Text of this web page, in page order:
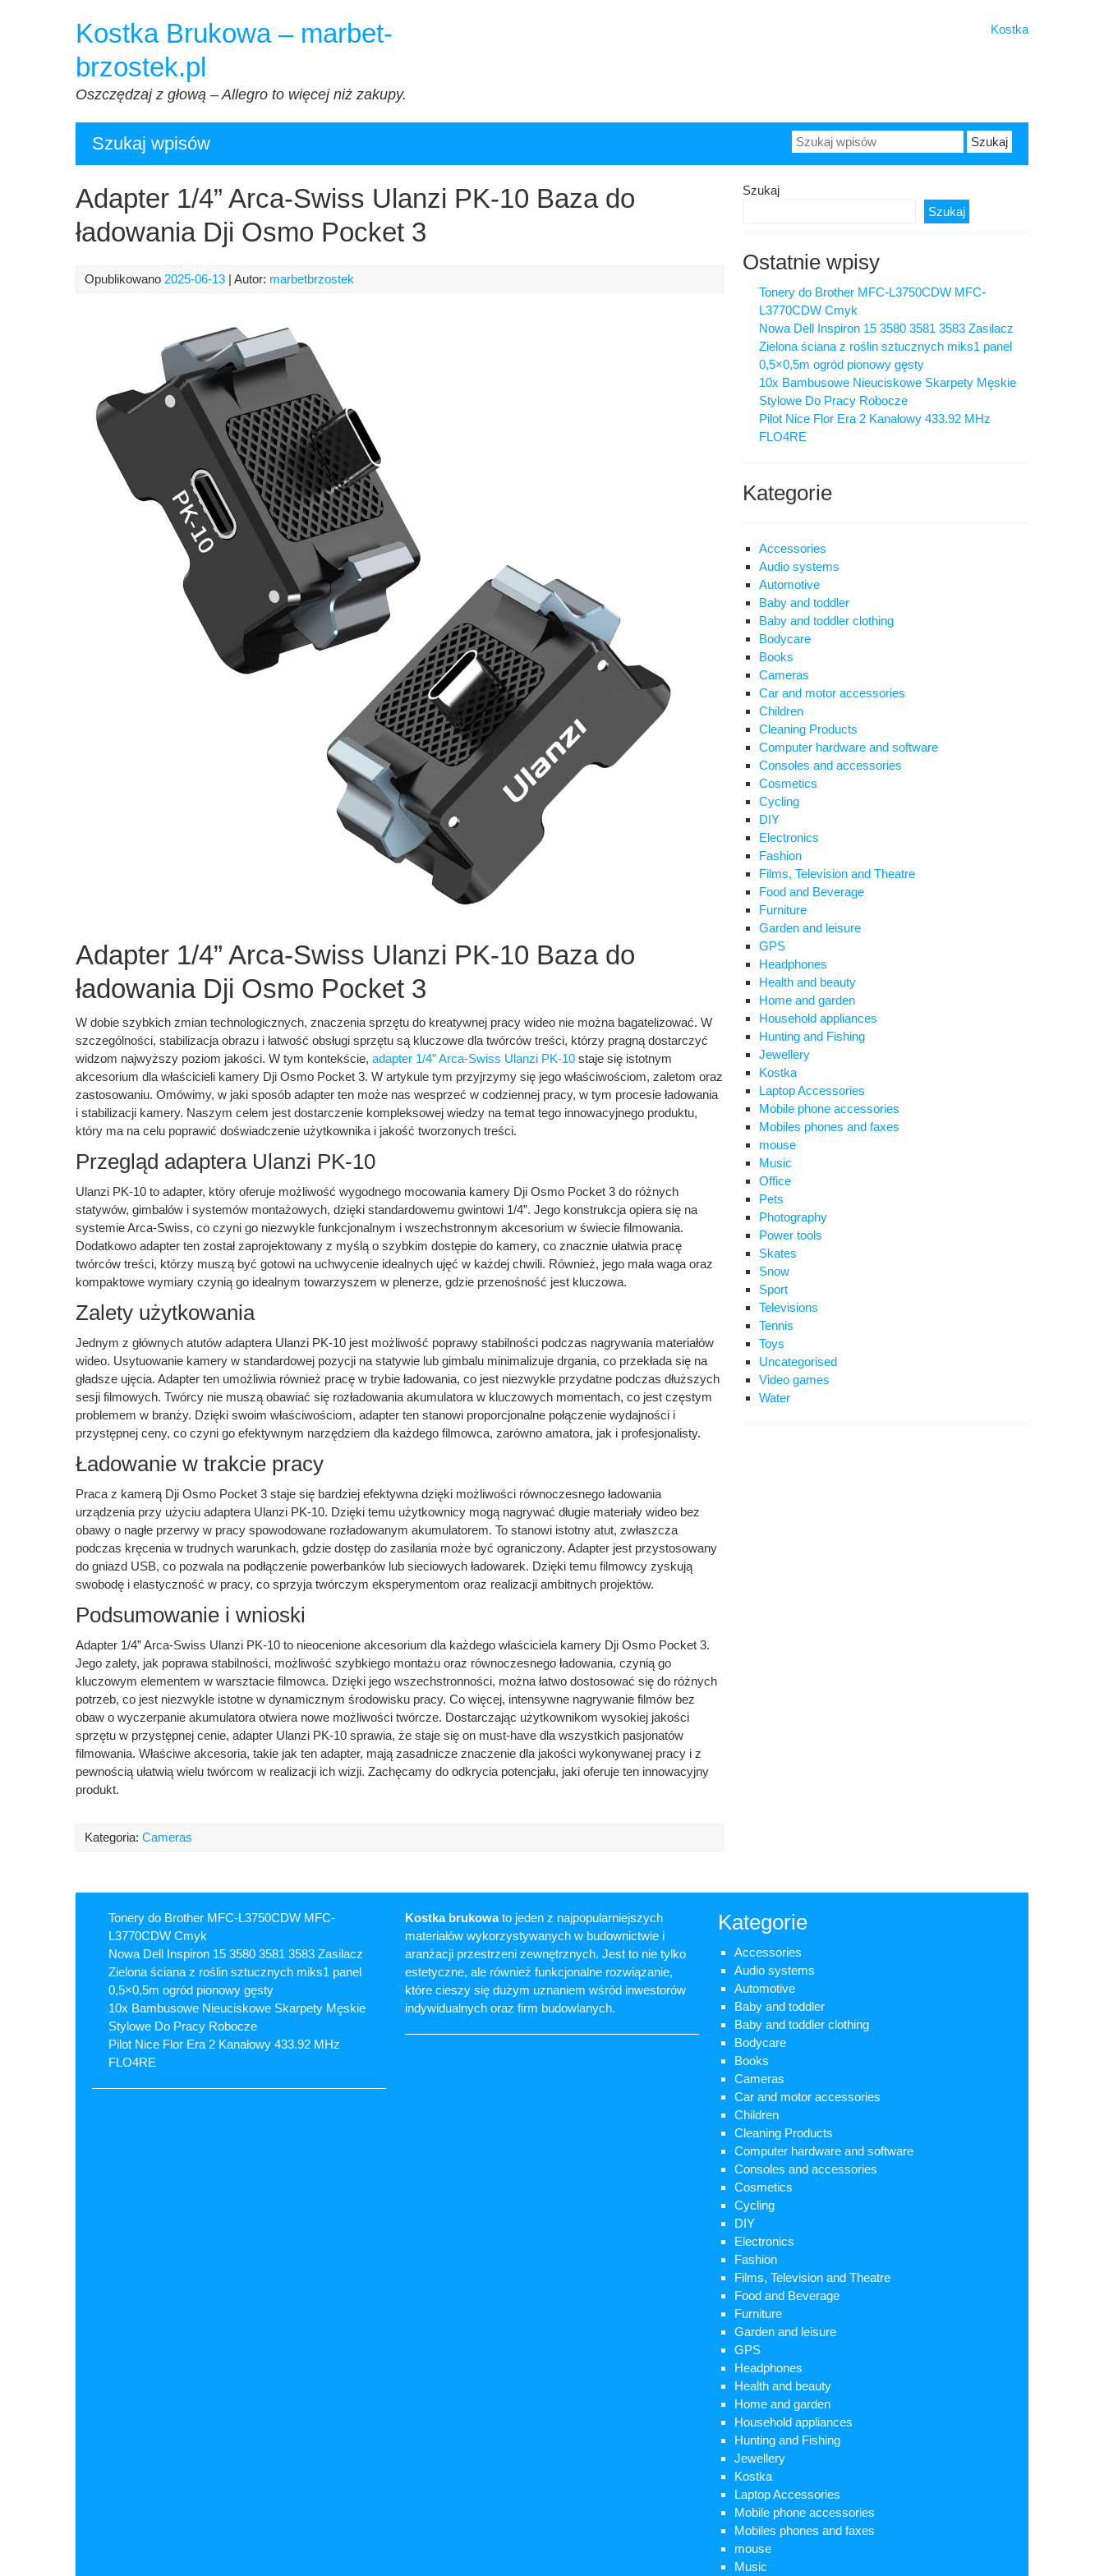
Kostka Brukowa – marbet-
brzostek.pl
Oszczędzaj z głową – Allegro to więcej niż zakupy.
Kostka
Szukaj wpisów Szukaj:
Adapter 1/4” Arca-Swiss Ulanzi PK-10 Baza do
ładowania Dji Osmo Pocket 3
Opublikowano 2025-06-13 | Autor: marbetbrzostek
Adapter 1/4” Arca-Swiss Ulanzi PK-10 Baza do
ładowania Dji Osmo Pocket 3
W dobie szybkich zmian technologicznych, znaczenia sprzętu do kreatywnej pracy wideo nie można bagatelizować. W
szczególności, stabilizacja obrazu i łatwość obsługi sprzętu są kluczowe dla twórców treści, którzy pragną dostarczyć
widzom najwyższy poziom jakości. W tym kontekście, adapter 1/4” Arca-Swiss Ulanzi PK-10 staje się istotnym
akcesorium dla właścicieli kamery Dji Osmo Pocket 3. W artykule tym przyjrzymy się jego właściwościom, zaletom oraz
zastosowaniu. Omówimy, w jaki sposób adapter ten może nas wesprzeć w codziennej pracy, w tym procesie ładowania
i stabilizacji kamery. Naszym celem jest dostarczenie kompleksowej wiedzy na temat tego innowacyjnego produktu,
który ma na celu poprawić doświadczenie użytkownika i jakość tworzonych treści.
Przegląd adaptera Ulanzi PK-10
Ulanzi PK-10 to adapter, który oferuje możliwość wygodnego mocowania kamery Dji Osmo Pocket 3 do różnych
statywów, gimbalów i systemów montażowych, dzięki standardowemu gwintowi 1/4”. Jego konstrukcja opiera się na
systemie Arca-Swiss, co czyni go niezwykle funkcjonalnym i wszechstronnym akcesorium w świecie filmowania.
Dodatkowo adapter ten został zaprojektowany z myślą o szybkim dostępie do kamery, co znacznie ułatwia pracę
twórców treści, którzy muszą być gotowi na uchwycenie idealnych ujęć w każdej chwili. Również, jego mała waga oraz
kompaktowe wymiary czynią go idealnym towarzyszem w plenerze, gdzie przenośność jest kluczowa.
Zalety użytkowania
Jednym z głównych atutów adaptera Ulanzi PK-10 jest możliwość poprawy stabilności podczas nagrywania materiałów
wideo. Usytuowanie kamery w standardowej pozycji na statywie lub gimbalu minimalizuje drgania, co przekłada się na
gładsze ujęcia. Adapter ten umożliwia również pracę w trybie ładowania, co jest niezwykle przydatne podczas dłuższych
sesji filmowych. Twórcy nie muszą obawiać się rozładowania akumulatora w kluczowych momentach, co jest częstym
problemem w branży. Dzięki swoim właściwościom, adapter ten stanowi proporcjonalne połączenie wydajności i
przystępnej ceny, co czyni go efektywnym narzędziem dla każdego filmowca, zarówno amatora, jak i profesjonalisty.
Ładowanie w trakcie pracy
Praca z kamerą Dji Osmo Pocket 3 staje się bardziej efektywna dzięki możliwości równoczesnego ładowania
urządzenia przy użyciu adaptera Ulanzi PK-10. Dzięki temu użytkownicy mogą nagrywać długie materiały wideo bez
obawy o nagłe przerwy w pracy spowodowane rozładowanym akumulatorem. To stanowi istotny atut, zwłaszcza
podczas kręcenia w trudnych warunkach, gdzie dostęp do zasilania może być ograniczony. Adapter jest przystosowany
do gniazd USB, co pozwala na podłączenie powerbanków lub sieciowych ładowarek. Dzięki temu filmowcy zyskują
swobodę i elastyczność w pracy, co sprzyja twórczym eksperymentom oraz realizacji ambitnych projektów.
Podsumowanie i wnioski
Adapter 1/4” Arca-Swiss Ulanzi PK-10 to nieocenione akcesorium dla każdego właściciela kamery Dji Osmo Pocket 3.
Jego zalety, jak poprawa stabilności, możliwość szybkiego montażu oraz równoczesnego ładowania, czynią go
kluczowym elementem w warsztacie filmowca. Dzięki jego wszechstronności, można łatwo dostosować się do różnych
potrzeb, co jest niezwykle istotne w dynamicznym środowisku pracy. Co więcej, intensywne nagrywanie filmów bez
obaw o wyczerpanie akumulatora otwiera nowe możliwości twórcze. Dostarczając użytkownikom wysokiej jakości
sprzętu w przystępnej cenie, adapter Ulanzi PK-10 sprawia, że staje się on must-have dla wszystkich pasjonatów
filmowania. Właściwe akcesoria, takie jak ten adapter, mają zasadnicze znaczenie dla jakości wykonywanej pracy i z
pewnością ułatwią wielu twórcom w realizacji ich wizji. Zachęcamy do odkrycia potencjału, jaki oferuje ten innowacyjny
produkt.
Kategoria: Cameras
Szukaj
Szukaj
Ostatnie wpisy
Tonery do Brother MFC-L3750CDW MFC-
L3770CDW Cmyk
Nowa Dell Inspiron 15 3580 3581 3583 Zasilacz
Zielona ściana z roślin sztucznych miks1 panel
0,5×0,5m ogród pionowy gęsty
10x Bambusowe Nieuciskowe Skarpety Męskie
Stylowe Do Pracy Robocze
Pilot Nice Flor Era 2 Kanałowy 433.92 MHz
FLO4RE
Kategorie
Accessories
Audio systems
Automotive
Baby and toddler
Baby and toddler clothing
Bodycare
Books
Cameras
Car and motor accessories
Children
Cleaning Products
Computer hardware and software
Consoles and accessories
Cosmetics
Cycling
DIY
Electronics
Fashion
Films, Television and Theatre
Food and Beverage
Furniture
Garden and leisure
GPS
Headphones
Health and beauty
Home and garden
Household appliances
Hunting and Fishing
Jewellery
Kostka
Laptop Accessories
Mobile phone accessories
Mobiles phones and faxes
mouse
Music
Office
Pets
Photography
Power tools
Skates
Snow
Sport
Televisions
Tennis
Toys
Uncategorised
Video games
Water
Tonery do Brother MFC-L3750CDW MFC-
L3770CDW Cmyk
Nowa Dell Inspiron 15 3580 3581 3583 Zasilacz
Zielona ściana z roślin sztucznych miks1 panel
0,5×0,5m ogród pionowy gęsty
10x Bambusowe Nieuciskowe Skarpety Męskie
Stylowe Do Pracy Robocze
Pilot Nice Flor Era 2 Kanałowy 433.92 MHz
FLO4RE
Kostka brukowato jeden z najpopularniejszych
materiałów wykorzystywanych w budownictwie i
aranżacji przestrzeni zewnętrznych. Jest to nie tylko
estetyczne, ale również funkcjonalne rozwiązanie,
które cieszy się dużym uznaniem wśród inwestorów
indywidualnych oraz firm budowlanych.
Kategorie
Accessories
Audio systems
Automotive
Baby and toddler
Baby and toddler clothing
Bodycare
Books
Cameras
Car and motor accessories
Children
Cleaning Products
Computer hardware and software
Consoles and accessories
Cosmetics
Cycling
DIY
Electronics
Fashion
Films, Television and Theatre
Food and Beverage
Furniture
Garden and leisure
GPS
Headphones
Health and beauty
Home and garden
Household appliances
Hunting and Fishing
Jewellery
Kostka
Laptop Accessories
Mobile phone accessories
Mobiles phones and faxes
mouse
Music